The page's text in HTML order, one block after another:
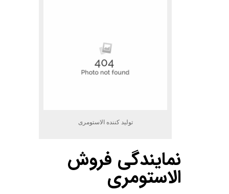
تولید کننده الاستومری
نمایندگی فروش
الاستومری